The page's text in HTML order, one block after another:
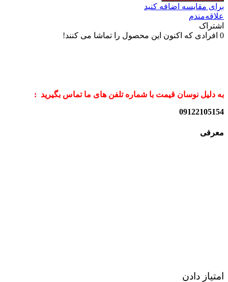
برای مقایسه اضافه کنید
علاقه‌مندم
اشتراک
0 افرادی که اکنون این محصول را تماشا می کنند!
به دلیل نوسان قیمت با شماره تلفن های ما تماس بگیرید :
09122105154
معرفی
امتیاز دادن